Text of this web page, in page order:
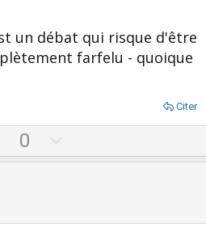
un débat qui risque d'être
farfelu - quoique
Citer
p
t
0
o
v